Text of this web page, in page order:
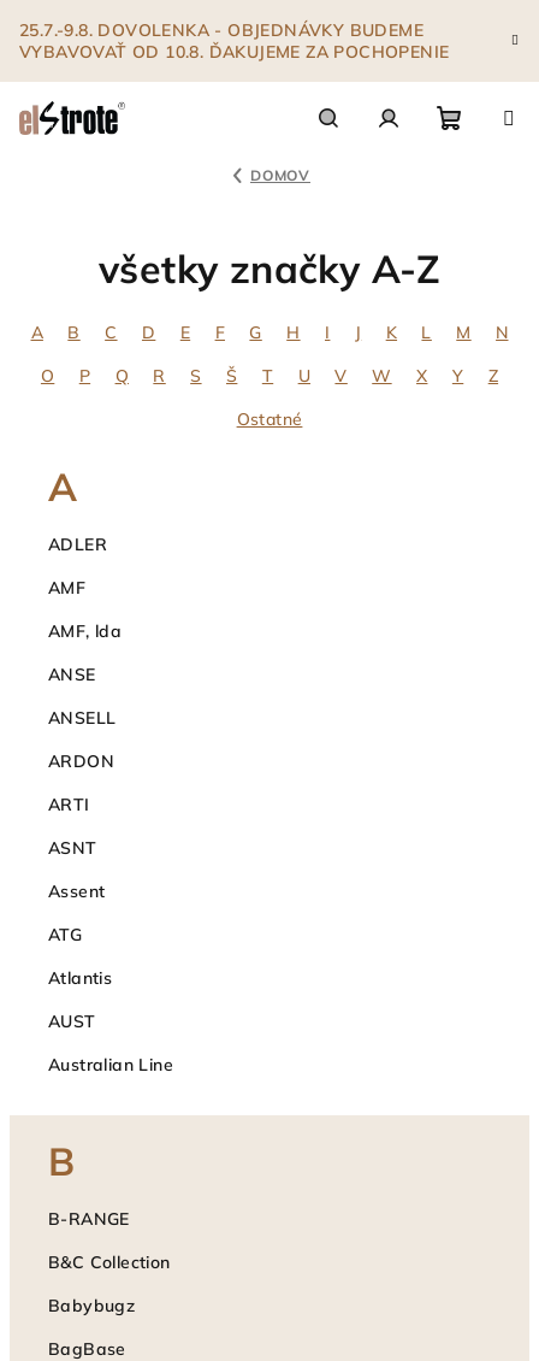
obsah
25.7.-9.8. DOVOLENKA - OBJEDNÁVKY BUDEME
VYBAVOVAŤ OD 10.8. ĎAKUJEME ZA POCHOPENIE
DOMOV
všetky značky A-Z
A B C D E F G H I J K L M
N
O
P Q R S Š T U V W X Y
Z
Ostatné
A
ADLER
AMF
AMF, lda
ANSE
ANSELL
ARDON
ARTI
ASNT
Assent
ATG
Atlantis
AUST
Australian Line
B
B-RANGE
B&C Collection
Babybugz
BagBase